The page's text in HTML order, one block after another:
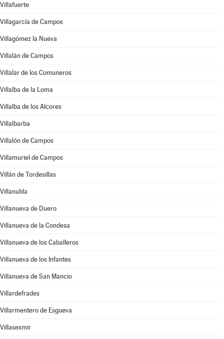
Villafuerte
Villagarcía de Campos
Villagómez la Nueva
Villalán de Campos
Villalar de los Comuneros
Villalba de la Loma
Villalba de los Alcores
Villalbarba
Villalón de Campos
Villamuriel de Campos
Villán de Tordesillas
Villanubla
Villanueva de Duero
Villanueva de la Condesa
Villanueva de los Caballeros
Villanueva de los Infantes
Villanueva de San Mancio
Villardefrades
Villarmentero de Esgueva
Villasexmir